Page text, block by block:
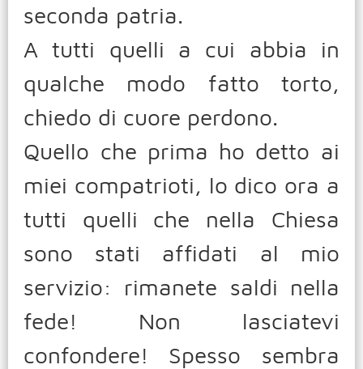
seconda patria.
A tutti quelli a cui abbia in
qualche modo fatto torto,
chiedo di cuore perdono.
Quello che prima ho detto ai
miei compatrioti, lo dico ora a
tutti quelli che nella Chiesa
sono stati affidati al mio
servizio: rimanete saldi nella
fede! Non lasciatevi
confondere! Spesso sembra